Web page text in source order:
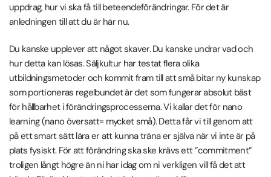
uppdrag, hur vi ska få till beteendeförändringar. För det är
anledningen till att du är här nu.
Du kanske upplever att något skaver. Du kanske undrar vad och
hur detta kan lösas. Säljkultur har testat flera olika
utbildningsmetoder och kommit fram till att små bitar ny kunskap
som portioneras regelbundet är det som fungerar absolut bäst
för hållbarhet i förändringsprocesserna. Vi kallar det för nano
learning (nano översatt= mycket små). Detta får vi till genom att
på ett smart sätt lära er att kunna träna er själva när vi inte är på
plats fysiskt. För att förändring ska ske krävs ett ”commitment”
troligen långt högre än ni har idag om ni verkligen vill få det att